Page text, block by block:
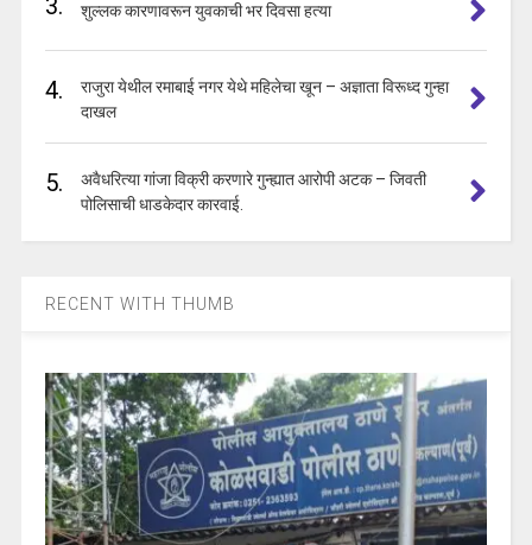
शुल्लक कारणावरून युवकाची भर दिवसा हत्या
4.
राजुरा येथील रमाबाई नगर येथे महिलेचा खून – अज्ञाता विरूध्द गुन्हा
दाखल
5.
अवैधरित्या गांजा विक्री करणारे गुन्ह्यात आरोपी अटक – जिवती
पोलिसाची धाडकेदार कारवाई.
RECENT WITH THUMB